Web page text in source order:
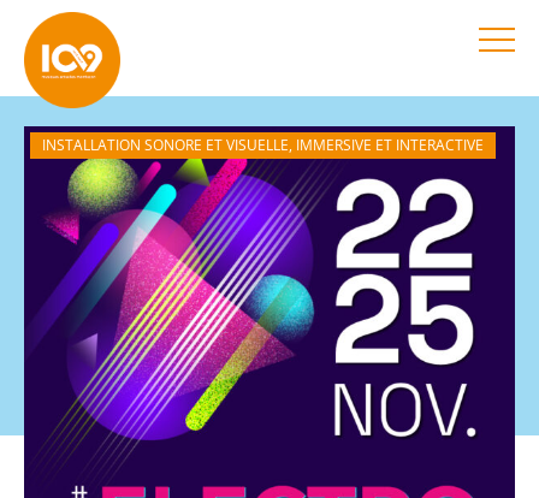
INSTALLATION SONORE ET VISUELLE, IMMERSIVE ET INTERACTIVE